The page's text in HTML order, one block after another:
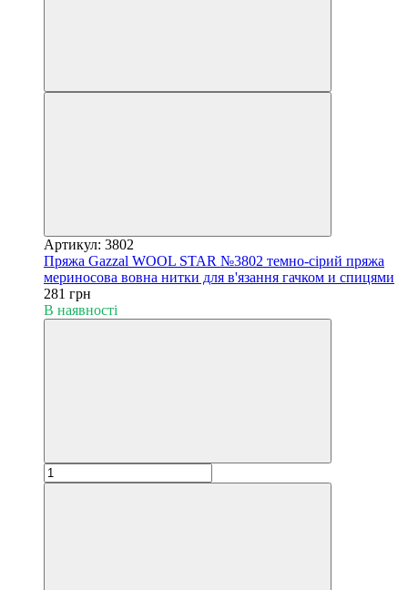
Артикул: 3802
Пряжа Gazzal WOOL STAR №3802 темно-сірий пряжа
мериносова вовна нитки для в'язання гачком и спицями
281 грн
В наявності